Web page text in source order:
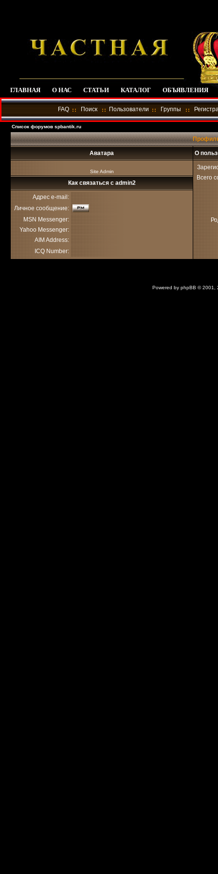
ГЛАВНАЯ О НАС СТАТЬИ КАТАЛОГ ОБЪЯВЛЕНИЯ
FAQ Поиск Пользователи Группы
Список форумов spbantik.ru
Аватара О
Site Admin
Всего
Как связаться с admin2
Адрес e-mail:
Личное сообщение:
MSN Messenger:
Yahoo Messenger:
AIM Address:
ICQ Number:
Powered by phpBB © 2001,